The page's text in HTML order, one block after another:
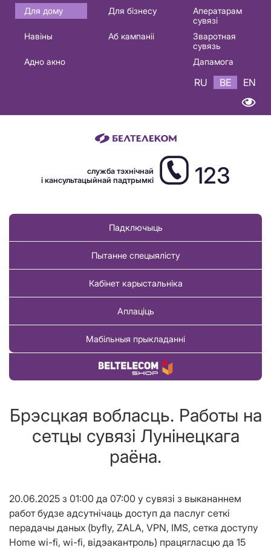
Основная
навигация
Для дому Для бізнесу
Аператарам
сувязі
Навіны
Аб кампаніі
Зваротная
сувязь
Адно акно
Дапамога
RU BE EN
служба тэхнічнай
і кансультацыйнай падтрымкі
123
Падключыць
Пытанне спецыялісту
Кабінет карыстальніка
Аплаціць
Мабільныя прыкладанні
Купіць тавар
Брэсцкая вобласць. Работы на
сетцы сувязі Лунінецкага
раёна.
20.06.2025 з 01:00 да 07:00 у сувязі з выкананнем
работ будзе адсутнічаць доступ да паслуг сеткі
перадачы даных (byfly, ZALA, VPN, IMS, сетка доступу
Home wi-fi, wi-fi, вiдэакантроль) працягласцю да 15